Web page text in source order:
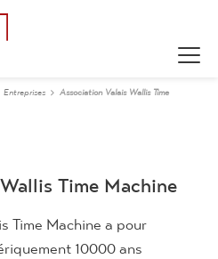
Entreprises
Association Valais Wallis Time
Time Machine
Time Machine a pour
10000 ans